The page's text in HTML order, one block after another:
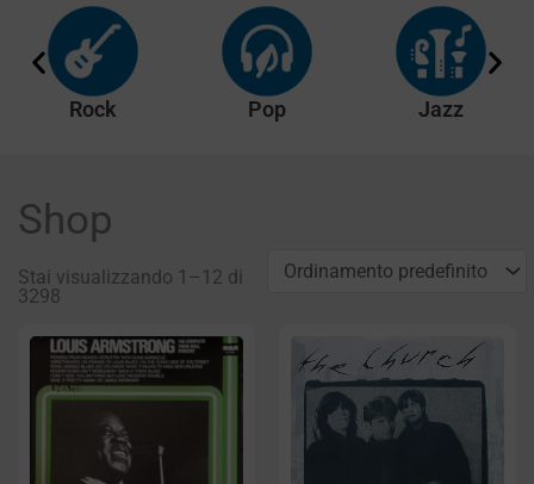
Rock Pop Jazz
Shop
Stai visualizzando 1–12 di
3298
PaginaPagina